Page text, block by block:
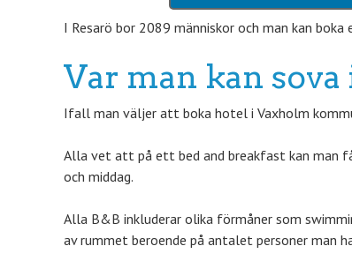
I Resarö bor 2089 människor och man kan
Var man kan sova
Ifall man väljer att boka hotel i Vaxholm
Alla vet att på ett bed and breakfast kan man
och middag.
Alla B&B inkluderar olika förmåner som
av rummet beroende på antalet personer man